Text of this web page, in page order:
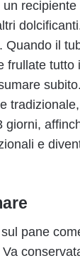
recipiente
Quando il
frullate tutto
giorni,
e
pane
Va